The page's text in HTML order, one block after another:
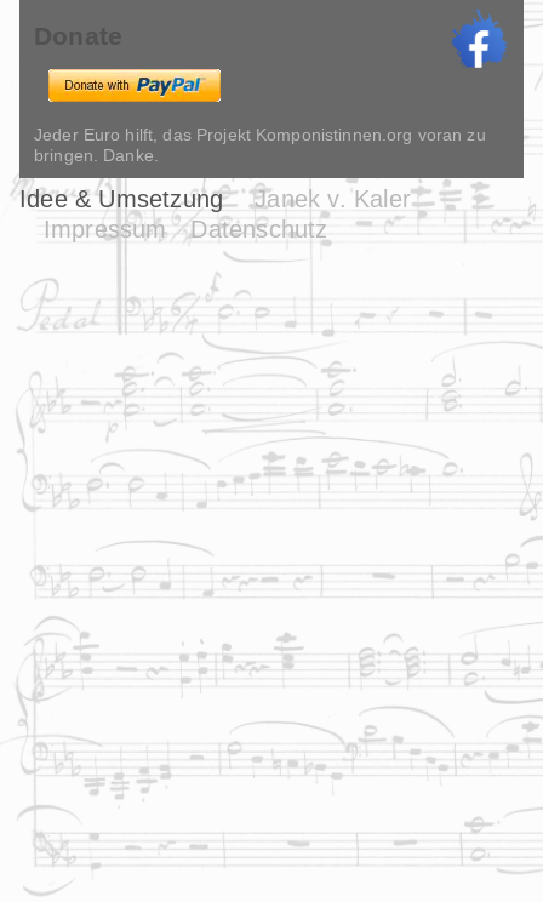
Donate
Jeder Euro hilft, das Projekt Komponistinnen.org voran zu
bringen. Danke.
Idee & Umsetzung
Janek v. Kaler
Impressum
Datenschutz